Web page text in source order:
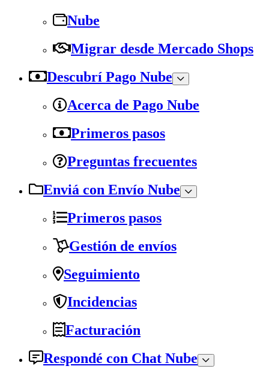
Nube
Migrar desde Mercado Shops
Descubrí Pago Nube
Acerca de Pago Nube
Primeros pasos
Preguntas frecuentes
Enviá con Envío Nube
Primeros pasos
Gestión de envíos
Seguimiento
Incidencias
Facturación
Respondé con Chat Nube